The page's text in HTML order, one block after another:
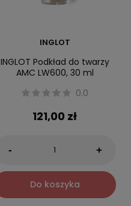
INGLOT
INGLOT Podkład do twarzy
AMC LW600, 30 ml
0.0
121,00 zł
- +
Do koszyka